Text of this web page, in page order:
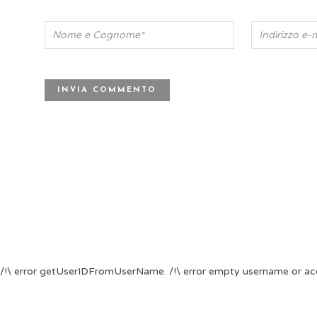
/!\ error getUserIDFromUserName. /!\ error empty username or